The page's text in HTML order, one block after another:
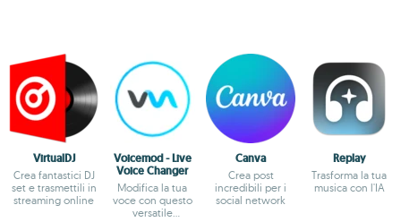
VirtualDJ
Crea fantastici DJ
set e trasmettili in
streaming online
Voicemod - Live
Voice Changer
Modifica la tua
voce con questo
versatile
Canva
Crea post
incredibili per i
social network
Replay
Trasforma la tua
musica con l'IA